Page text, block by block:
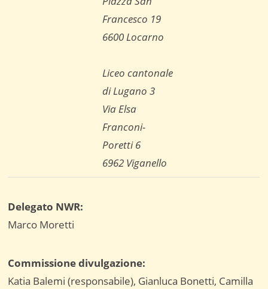
Francesco 19
6600 Locarno
Liceo cantonale
di Lugano 3
Via Elsa
Franconi-
Poretti 6
6962 Viganello
Delegato NWR:
Marco Moretti
Commissione divulgazione:
Katia Balemi (responsabile), Gianluca Bonetti, Camilla